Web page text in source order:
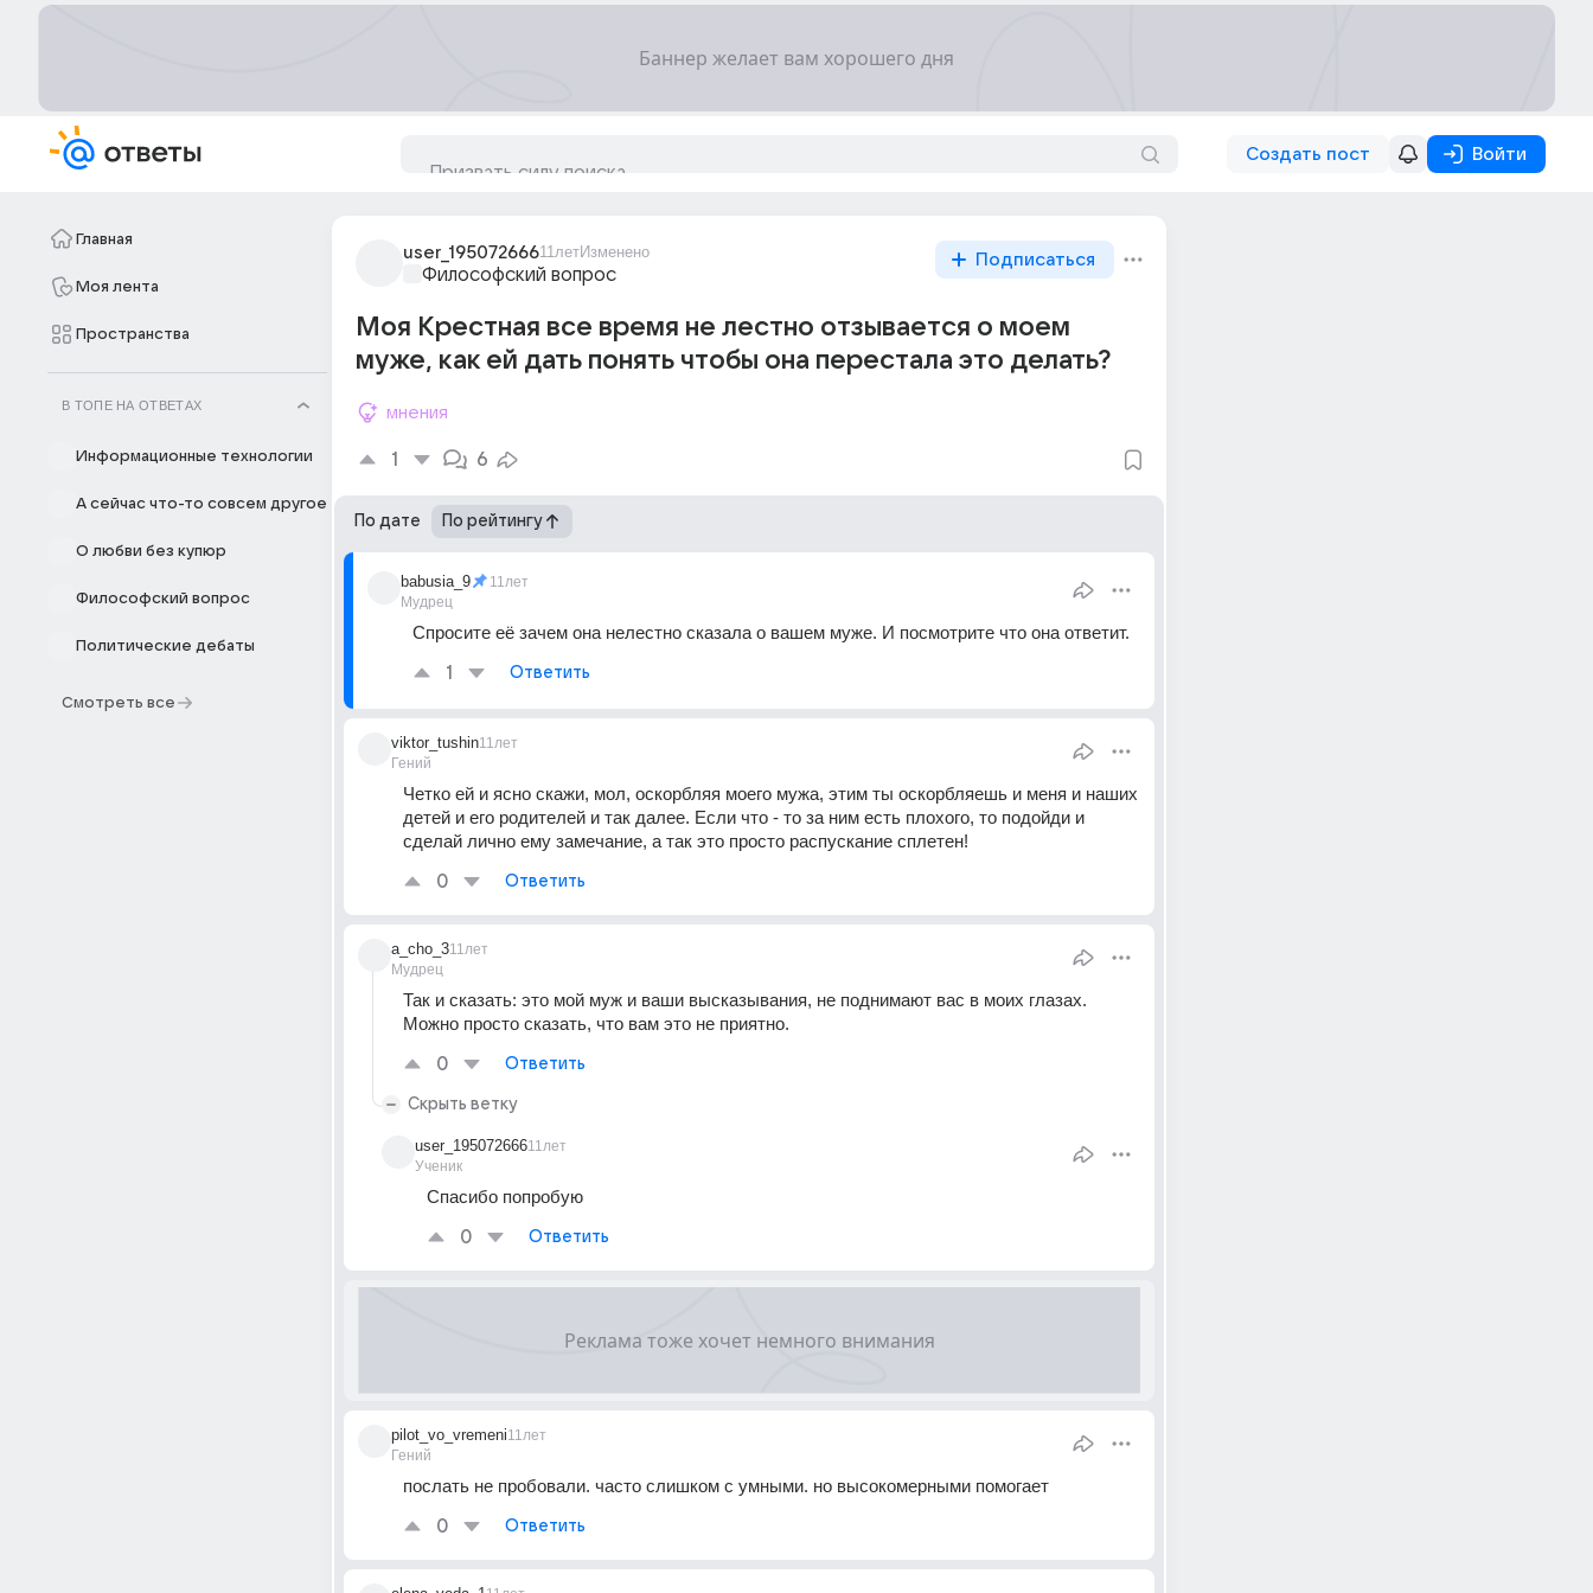
Создать пост Войти
Главная
Моя лента
Пространства
В ТОПЕ НА ОТВЕТАХ
Информационные технологии
А сейчас что-то совсем другое
О любви без купюр
Философский вопрос
Политические дебаты
Смотреть все
user_19507266611летИзменено
Философский вопрос
Подписаться
Moя Крестная все время не лестно отзывается о моем
муже, как ей дать понять чтобы она перестала это делать?
мнения
1 6
По дате По рейтингу
babusia_9
Мудрец
11лет
Спросите её зачем она нелестно сказала о вашем муже. И посмотрите что она ответит.
1 Ответить
viktor_tushin
Гений
11лет
Четко ей и ясно скажи, мол, оскорбляя моего мужа, этим ты оскорбляешь и меня и наших
детей и его родителей и так далее. Если что - то за ним есть плохого, то подойди и
сделай лично ему замечание, а так это просто распускание сплетен!
0 Ответить
a_cho_3
Мудрец
11лет
Так и сказать: это мой муж и ваши высказывания, не поднимают вас в моих глазах.
Можно просто сказать, что вам это не приятно.
0 Ответить
Скрыть ветку
user_195072666
Ученик
11лет
Спасибо попробую
0 Ответить
pilot_vo_vremeni
Гений
11лет
послать не пробовали. часто слишком с умными. но высокомерными помогает
0 Ответить